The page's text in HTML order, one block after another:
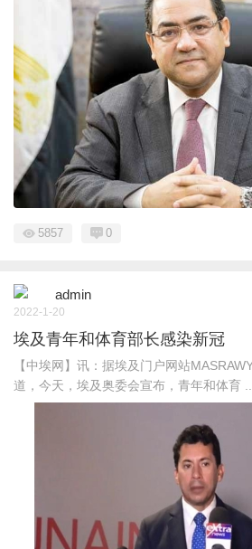
5857 0
admin
2022-1-20
埃及青年和体育部长感染新冠
【中埃网】讯：据埃及门户网站
道，今天，埃及奥委会宣布，青年和体育